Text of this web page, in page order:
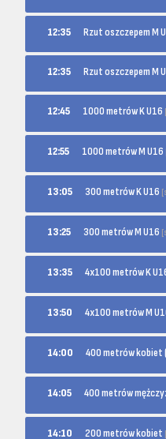
12:35 Rzut oszczepem M
12:35 Rzut oszczepem M
12:45 1000 metrów K U16
12:55 1000 metrów M U16
13:05 300 metrów K U16
13:25 300 metrów M U16
13:35 4x100 metrów K
13:50 4x100 metrów M
14:00 400 metrów kobiet
14:05 400 metrów
14:10 200 metrów kobiet